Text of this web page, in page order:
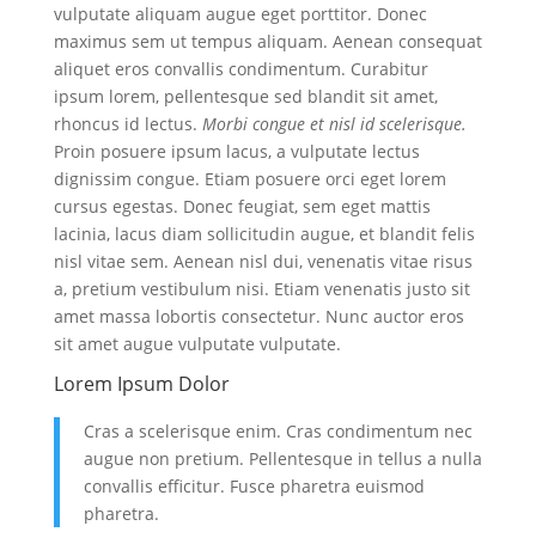
vulputate aliquam augue eget porttitor. Donec
maximus sem ut tempus aliquam. Aenean consequat
aliquet eros convallis condimentum. Curabitur
ipsum lorem, pellentesque sed blandit sit amet,
rhoncus id lectus. Morbi congue et nisl id scelerisque.
Proin posuere ipsum lacus, a vulputate lectus
dignissim congue. Etiam posuere orci eget lorem
cursus egestas. Donec feugiat, sem eget mattis
lacinia, lacus diam sollicitudin augue, et blandit felis
nisl vitae sem. Aenean nisl dui, venenatis vitae risus
a, pretium vestibulum nisi. Etiam venenatis justo sit
amet massa lobortis consectetur. Nunc auctor eros
sit amet augue vulputate vulputate.
Lorem Ipsum Dolor
Cras a scelerisque enim. Cras condimentum nec
augue non pretium. Pellentesque in tellus a nulla
convallis efficitur. Fusce pharetra euismod
pharetra.